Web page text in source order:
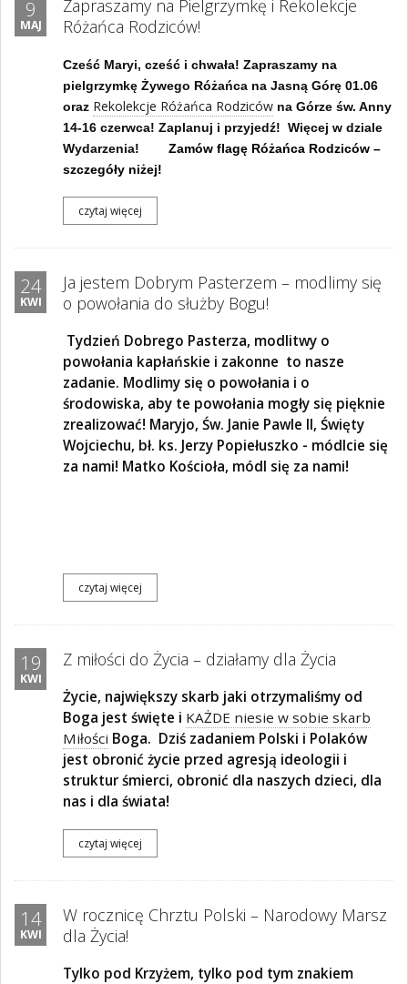
9
MAJ
Zapraszamy na Pielgrzymkę i Rekolekcje
Różańca Rodziców!
Cześć Maryi, cześć i chwała! Zapraszamy na
pielgrzymkę Żywego Różańca na Jasną Górę 01.06
oraz Rekolekcje Różańca Rodziców na Górze św. Anny
14-16 czerwca! Zaplanuj i przyjedź! Więcej w dziale
Wydarzenia! Zamów flagę Różańca Rodziców –
szczegóły niżej!
czytaj więcej
24
KWI
Ja jestem Dobrym Pasterzem – modlimy się
o powołania do służby Bogu!
Tydzień Dobrego Pasterza, modlitwy o
powołania kapłańskie i zakonne to nasze
zadanie. Modlimy się o powołania i o
środowiska, aby te powołania mogły się pięknie
zrealizować! Maryjo, Św. Janie Pawle II, Święty
Wojciechu, bł. ks. Jerzy Popiełuszko - módlcie się
za nami! Matko Kościoła, módl się za nami!
czytaj więcej
19
KWI
Z miłości do Życia – działamy dla Życia
Życie, największy skarb jaki otrzymaliśmy od
Boga jest święte i KAŻDE niesie w sobie skarb
Miłości Boga. Dziś zadaniem Polski i Polaków
jest obronić życie przed agresją ideologii i
struktur śmierci, obronić dla naszych dzieci, dla
nas i dla świata!
czytaj więcej
14
KWI
W rocznicę Chrztu Polski – Narodowy Marsz
dla Życia!
Tylko pod Krzyżem, tylko pod tym znakiem